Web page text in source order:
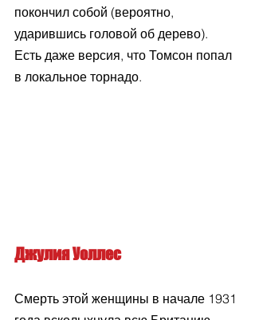
покончил собой (вероятно,
ударившись головой об дерево).
Есть даже версия, что Томсон попал
в локальное торнадо.
Джулия Уоллес
Смерть этой женщины в начале 1931